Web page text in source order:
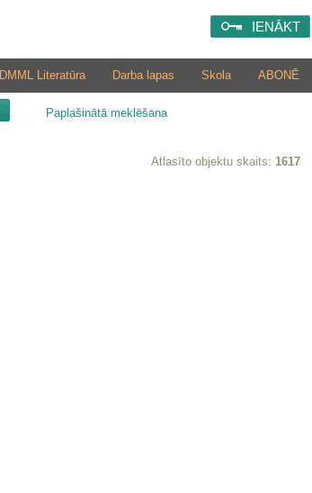
IENĀKT
ABONĒ
Skola
Darba lapas
DMML Literatūra
Paplašinātā meklēšana
Atlasīto objektu skaits: 1617